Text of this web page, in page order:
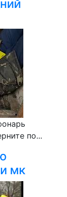
по...
мк